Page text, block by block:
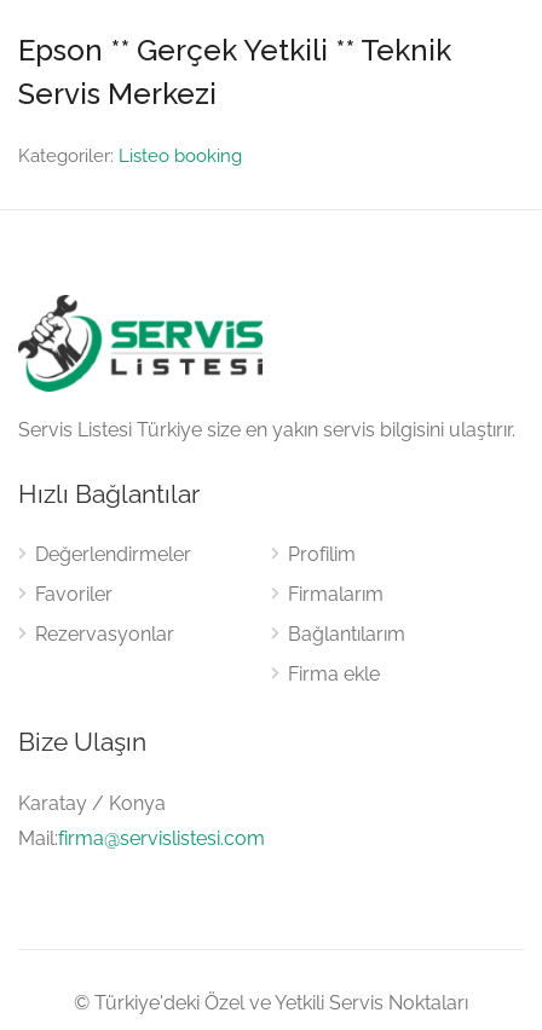
Epson ** Gerçek Yetkili ** Teknik
Servis Merkezi
Kategoriler: Listeo booking
Servis Listesi Türkiye size en yakın servis bilgisini ulaştırır.
Hızlı Bağlantılar
Değerlendirmeler
Favoriler
Rezervasyonlar
Profilim
Firmalarım
Bağlantılarım
Firma ekle
Bize Ulaşın
Karatay / Konya
Mail:firma@servislistesi.com
© Türkiye'deki Özel ve Yetkili Servis Noktaları